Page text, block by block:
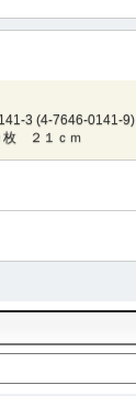
3 (4-7646-0141-9)
枚 ２１ｃｍ